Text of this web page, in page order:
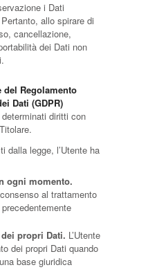
i Dati
allo spirare di
cancellazione,
dei Dati non
del Regolamento
Dati (GDPR)
diritti con
dalla legge, l’Utente ha
ogni momento.
al trattamento
propri Dati. L’Utente
dei propri Dati quando
base giuridica